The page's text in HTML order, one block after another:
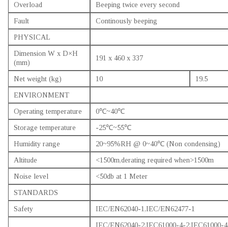
Overload
Beeping twice every second
Fault
Continously beeping
PHYSICAL
Dimension W x D×H
(mm)
191 x 460 x 337
Net weight (kg) 10
19.5
ENVIRONMENT
Operating temperature
0℃~40℃
Storage temperature
-25℃~55℃
Humidity range
20~95%RH @ 0~40℃ (Non condensing)
Altitude
<1500m,derating required when>1500m
Noise level
<50db at 1 Meter
STANDARDS
Safety
IEC/EN62040-1,IEC/EN62477-1
IEC/EN62040-2,IEC61000-4-2,IEC61000-